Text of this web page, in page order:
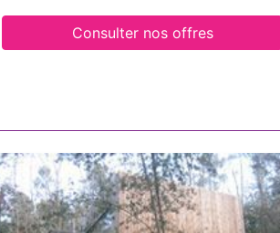
Consulter nos offres